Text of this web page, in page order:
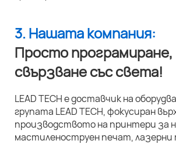
3. Нашата компания:
Просто програмиране,
свързване със света!
LEAD TECH е доставчик на
групата LEAD TECH, фокусиран
производството на принтери за
мастиленоструен печат, лазерни